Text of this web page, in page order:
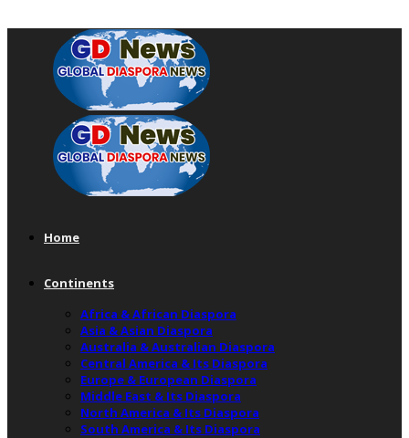
Home
Continents
Africa & African Diaspora
Asia & Asian Diaspora
Australia & Australian Diaspora
Central America & Its Diaspora
Europe & European Diaspora
Middle East & Its Diaspora
North America & Its Diaspora
South America & Its Diaspora